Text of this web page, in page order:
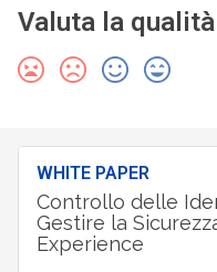
Valuta la
WHITE PAPER
Controllo delle
Gestire la
Experience